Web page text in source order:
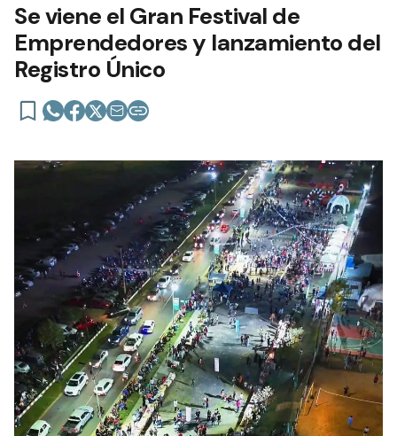
Se viene el Gran Festival de
Emprendedores y lanzamiento del
Registro Único